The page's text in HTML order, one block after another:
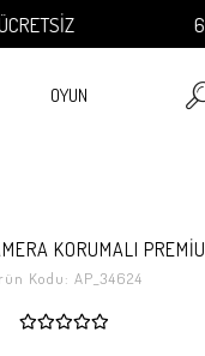
600
OYUN
KORUMALI
Kodu: AP_34624